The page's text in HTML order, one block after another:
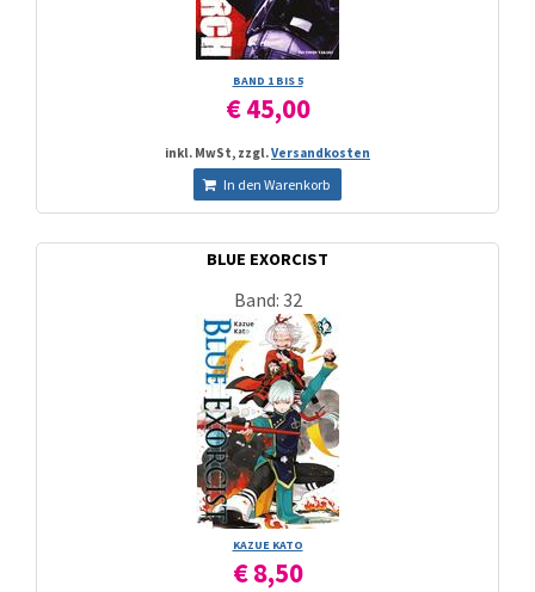
BAND 1 BIS 5
€ 45,00
inkl. MwSt, zzgl.Versandkosten
In den Warenkorb
BLUE EXORCIST
Band: 32
KAZUE KATO
€ 8,50